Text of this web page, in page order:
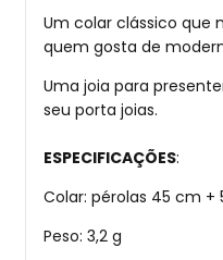
Um colar clássico que
quem gosta de
Uma joia para
seu porta joias.
ESPECIFICAÇÕES:
Colar: pérolas 45 cm
Peso: 3,2 g